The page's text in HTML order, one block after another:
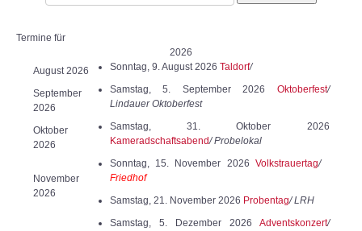
Termine für
2026
August 2026
Sonntag, 9. August 2026 Taldorf/
September
2026
Samstag, 5. September 2026 Oktoberfest/
Lindauer Oktoberfest
Oktober
2026
Samstag, 31. Oktober 2026
Kameradschaftsabend/ Probelokal
November
2026
Sonntag, 15. November 2026Volkstrauertag/
Friedhof
Samstag, 21. November 2026 Probentag/ LRH
Samstag, 5. Dezember 2026 Adventskonzert/